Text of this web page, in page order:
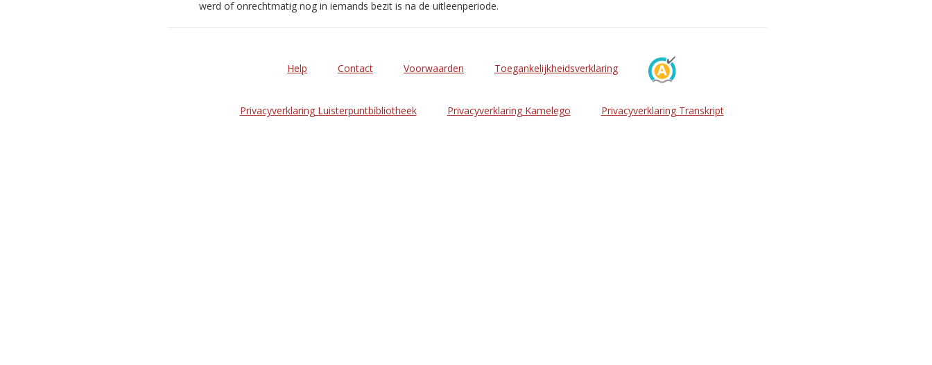
werd of onrechtmatig nog in iemands bezit is na de uitleenperiode.
Help Contact Voorwaarden Toegankelijkheidsverklaring
Privacyverklaring Luisterpuntbibliotheek Privacyverklaring Kamelego Privacyverklaring Transkript